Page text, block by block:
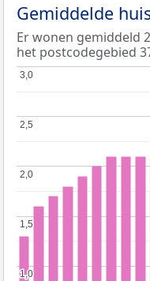
Gemiddelde
Er wonen gemiddeld
het postcodegebied
1,0
1,0
1,5
1,5
2,0
2,0
2,5
2,5
3,0
3,0